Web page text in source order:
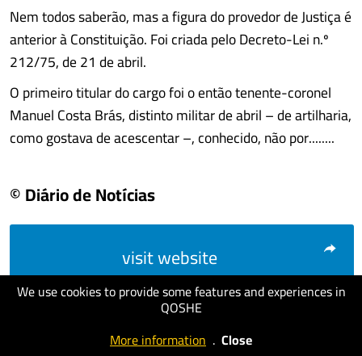
We use cookies to provide some features and experiences in
QOSHE
More information . Close
Nem todos saberão, mas a figura do provedor de Justiça é
anterior à Constituição. Foi criada pelo Decreto-Lei n.º
212/75, de 21 de abril.
O primeiro titular do cargo foi o então tenente-coronel
Manuel Costa Brás, distinto militar de abril – de artilharia,
como gostava de acescentar –, conhecido, não por........
© Diário de Notícias
visit website